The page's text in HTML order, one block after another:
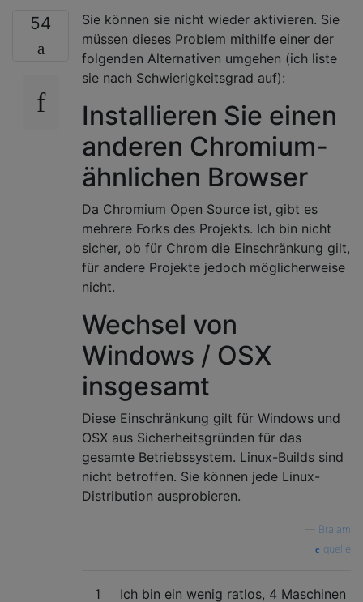
54
Sie können sie nicht wieder aktivieren. Sie
müssen dieses Problem mithilfe einer der
folgenden Alternativen umgehen (ich liste
sie nach Schwierigkeitsgrad auf):
Installieren Sie einen
anderen Chromium-
ähnlichen Browser
Da Chromium Open Source ist, gibt es
mehrere Forks des Projekts. Ich bin nicht
sicher, ob für Chrom die Einschränkung gilt,
für andere Projekte jedoch möglicherweise
nicht.
Wechsel von
Windows / OSX
insgesamt
Diese Einschränkung gilt für Windows und
OSX aus Sicherheitsgründen für das
gesamte Betriebssystem. Linux-Builds sind
nicht betroffen. Sie können jede Linux-
Distribution ausprobieren.
Braiam
quelle
1
Ich bin ein wenig ratlos, 4 Maschinen